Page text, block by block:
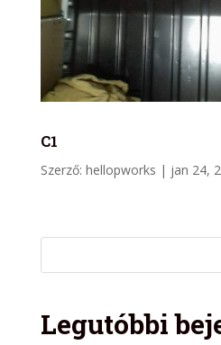
C1
Szerző: hellopworks | jan 24,
Legutóbbi